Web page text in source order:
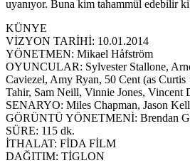
uyanıyor. Buna kim tahammül edebilir
KÜNYE
VİZYON TARİHİ: 10.01.2014
YÖNETMEN: Mikael Håfström
OYUNCULAR: Sylvester Stallone,
Caviezel, Amy Ryan, 50 Cent (as Curtis
Tahir, Sam Neill, Vinnie Jones, Vincent
SENARYO: Miles Chapman, Jason
GÖRÜNTÜ YÖNETMENİ: Brendan
SÜRE: 115 dk.
İTHALAT: FİDA FİLM
DAĞITIM: TİGLON